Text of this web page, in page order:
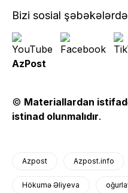
Bizi sosial
AzPost
© Materiallardan
istinad olunmalıdır.
Azpost Azpost.info
Hökumə Əliyeva